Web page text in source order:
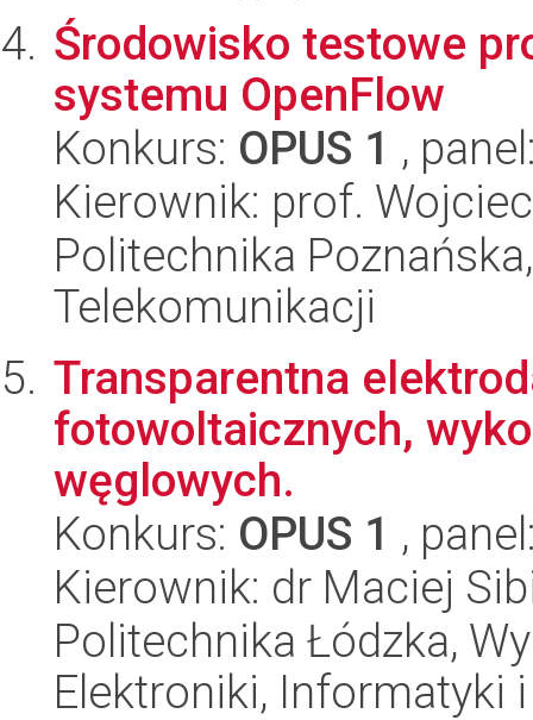
Środowisko testowe
systemu OpenFlow
Konkurs: OPUS 1 ,
Kierownik: prof.
Politechnika
Telekomunikacji
Transparentna
fotowoltaicznych,
węglowych.
Konkurs: OPUS 1 ,
Kierownik: dr Maciej
Politechnika Łódzka,
Elektroniki, Informatyki